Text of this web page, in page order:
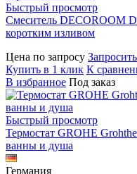
Быстрый просмотр
Смеситель DECOROOM
коротким изливом
Цена по запросу
Купить в 1 клик К
В избранное Под заказ
Быстрый просмотр
Термостат GROHE
ванны и душа
Германия